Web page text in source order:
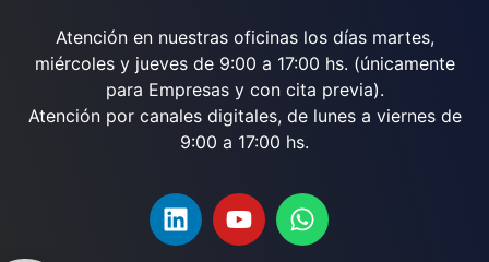
Atención en nuestras oficinas los días martes,
miércoles y jueves de 9:00 a 17:00 hs. (únicamente
para Empresas y con cita previa).
Atención por canales digitales, de lunes a viernes de
9:00 a 17:00 hs.